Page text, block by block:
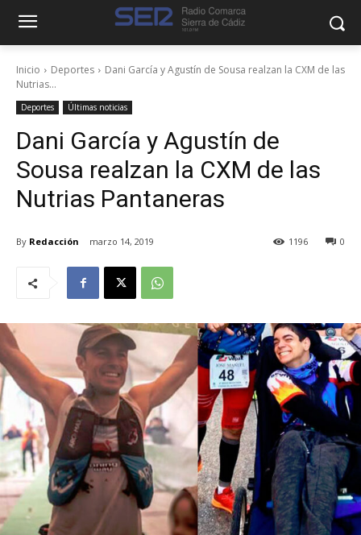
Inicio Deportes
Dani García y Agustín de Sousa realzan la CXM de las
Nutrias...
Deportes Últimas noticias
Dani García y Agustín de
Sousa realzan la CXM de las
Nutrias Pantaneras
By Redacción marzo 14, 2019 0
1196